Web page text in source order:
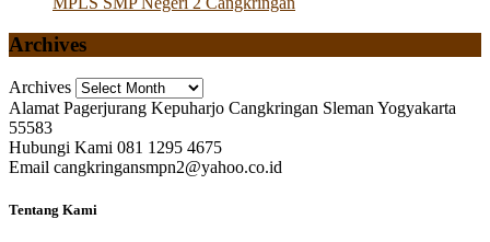
Archives
Archives
Alamat Pagerjurang Kepuharjo Cangkringan Sleman Yogyakarta
55583
Hubungi Kami 081 1295 4675
Email cangkringansmpn2@yahoo.co.id
Tentang Kami